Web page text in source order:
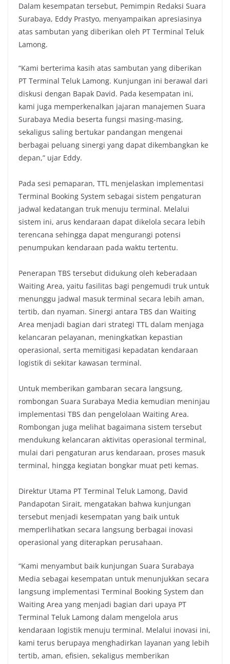
Dalam kesempatan tersebut, Pemimpin Redaksi Suara
Surabaya, Eddy Prastyo, menyampaikan apresiasinya
atas sambutan yang diberikan oleh PT Terminal Teluk
Lamong.
“Kami berterima kasih atas sambutan yang diberikan
PT Terminal Teluk Lamong. Kunjungan ini berawal dari
diskusi dengan Bapak David. Pada kesempatan ini,
kami juga memperkenalkan jajaran manajemen Suara
Surabaya Media beserta fungsi masing-masing,
sekaligus saling bertukar pandangan mengenai
berbagai peluang sinergi yang dapat dikembangkan ke
depan,” ujar Eddy.
Pada sesi pemaparan, TTL menjelaskan implementasi
Terminal Booking System sebagai sistem pengaturan
jadwal kedatangan truk menuju terminal. Melalui
sistem ini, arus kendaraan dapat dikelola secara lebih
terencana sehingga dapat mengurangi potensi
penumpukan kendaraan pada waktu tertentu.
Penerapan TBS tersebut didukung oleh keberadaan
Waiting Area, yaitu fasilitas bagi pengemudi truk untuk
menunggu jadwal masuk terminal secara lebih aman,
tertib, dan nyaman. Sinergi antara TBS dan Waiting
Area menjadi bagian dari strategi TTL dalam menjaga
kelancaran pelayanan, meningkatkan kepastian
operasional, serta memitigasi kepadatan kendaraan
logistik di sekitar kawasan terminal.
Untuk memberikan gambaran secara langsung,
rombongan Suara Surabaya Media kemudian meninjau
implementasi TBS dan pengelolaan Waiting Area.
Rombongan juga melihat bagaimana sistem tersebut
mendukung kelancaran aktivitas operasional terminal,
mulai dari pengaturan arus kendaraan, proses masuk
terminal, hingga kegiatan bongkar muat peti kemas.
Direktur Utama PT Terminal Teluk Lamong, David
Pandapotan Sirait, mengatakan bahwa kunjungan
tersebut menjadi kesempatan yang baik untuk
memperlihatkan secara langsung berbagai inovasi
operasional yang diterapkan perusahaan.
“Kami menyambut baik kunjungan Suara Surabaya
Media sebagai kesempatan untuk menunjukkan secara
langsung implementasi Terminal Booking System dan
Waiting Area yang menjadi bagian dari upaya PT
Terminal Teluk Lamong dalam mengelola arus
kendaraan logistik menuju terminal. Melalui inovasi ini,
kami terus berupaya menghadirkan layanan yang lebih
tertib, aman, efisien, sekaligus memberikan